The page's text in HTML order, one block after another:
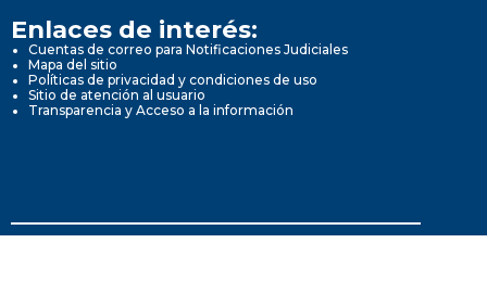
Enlaces de interés:
Cuentas de correo para Notificaciones Judiciales
Mapa del sitio
Políticas de privacidad y condiciones de uso
Sitio de atención al usuario
Transparencia y Acceso a la información